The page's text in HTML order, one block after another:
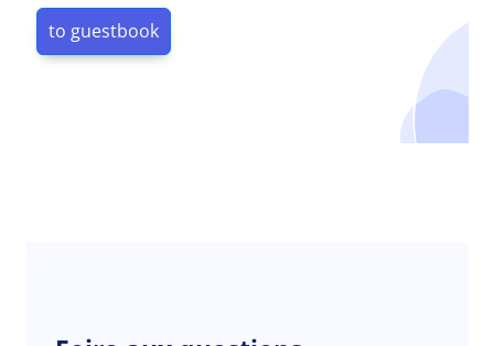
to guestbook